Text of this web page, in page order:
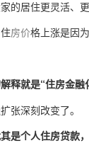
的居住更灵活、更
房价格上涨是因
释就是“住房金融
张深刻改变了。
是个人住房贷款